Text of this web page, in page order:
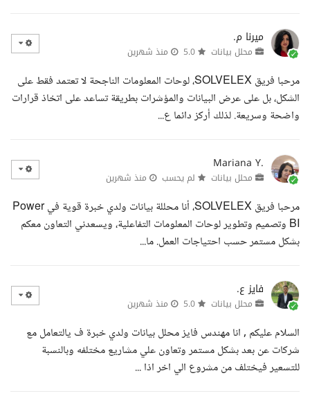
ميرنا م.
محلل بيانات منذ شهرين
مرحبا فريق SOLVELEX، لوحات المعلومات الناجحة لا تعتمد فقط على
الشكل، بل على عرض البيانات والمؤشرات بطريقة تساعد على اتخاذ قرارات
واضحة وسريعة. لذلك أركز دائما ع...
Mariana Y.
محلل بيانات لم يحسب منذ شهرين
مرحبا فريق SOLVELEX، أنا محللة بيانات ولدي خبرة قوية في Power
BI وتصميم وتطوير لوحات المعلومات التفاعلية، ويسعدني التعاون معكم
بشكل مستمر حسب احتياجات العمل. ما...
فايز ع.
محلل بيانات منذ شهرين
السلام عليكم , انا مهندس فايز محلل بيانات ولدي خبرة ف يالتعامل مع
شركات عن بعد بشكل مستمر وتعاون علي مشاريع مختلفه وبالنسبة
للتسعير فيختلف من مشروع الي اخر اذا ...